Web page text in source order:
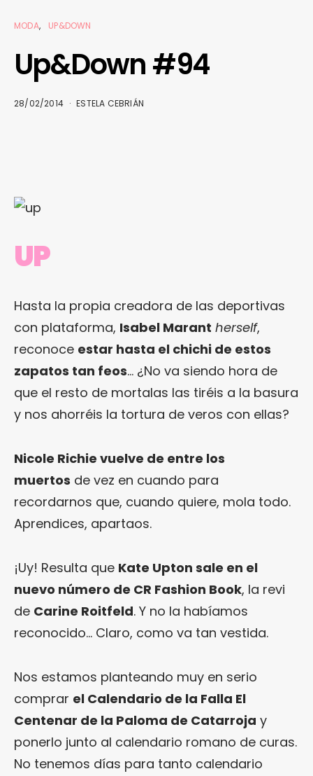
MODA UP&DOWN
Up&Down #94
28/02/2014 ESTELA CEBRIÁN
UP
Hasta la propia creadora de las deportivas
con plataforma, Isabel Marant herself,
reconoce estar hasta el chichi de estos
zapatos tan feos… ¿No va siendo hora de
que el resto de mortalas las tiréis a la basura
y nos ahorréis la tortura de veros con ellas?
Nicole Richie vuelve de entre los
muertos de vez en cuando para
recordarnos que, cuando quiere, mola todo.
Aprendices, apartaos.
¡Uy! Resulta que Kate Upton sale en el
nuevo número de CR Fashion Book, la revi
de Carine Roitfeld. Y no la habíamos
reconocido… Claro, como va tan vestida.
Nos estamos planteando muy en serio
comprar el Calendario de la Falla El
Centenar de la Paloma de Catarroja y
ponerlo junto al calendario romano de curas.
No tenemos días para tanto calendario